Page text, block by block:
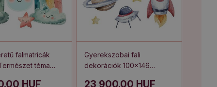
falmatricák
téma
HUF
Gyerekszobai fali
dekorációk 100x146
23 900.00 HUF